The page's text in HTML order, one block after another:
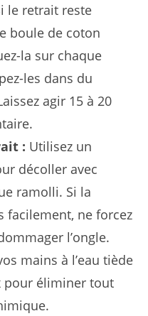
le retrait reste
boule de coton
la sur chaque
les dans du
agir 15 à 20
: Utilisez un
décoller avec
ramolli. Si la
facilement, ne forcez
l’ongle.
mains à l’eau tiède
pour éliminer tout